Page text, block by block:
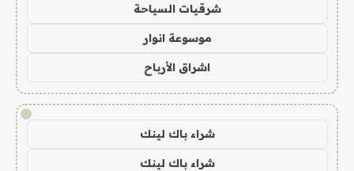
شرقيات السياحة
موسوعة انوار
اشراق الأرباح
!
شراء باك لينك
شراء باك لينك